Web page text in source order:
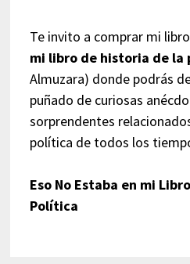
Te invito a comprar mi libro
mi libro de historia de la
Almuzara) donde podrás
puñado de curiosas
sorprendentes
política de todos los
Eso No Estaba en mi
Política